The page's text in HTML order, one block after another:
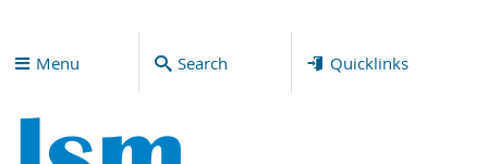
Menu Search Quicklinks